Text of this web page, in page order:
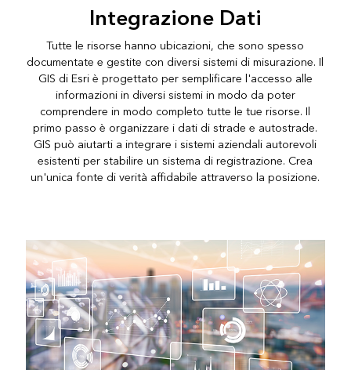
Integrazione Dati
Tutte le risorse hanno ubicazioni, che sono spesso
documentate e gestite con diversi sistemi di misurazione. Il
GIS di Esri è progettato per semplificare l'accesso alle
informazioni in diversi sistemi in modo da poter
comprendere in modo completo tutte le tue risorse. Il
primo passo è organizzare i dati di strade e autostrade.
GIS può aiutarti a integrare i sistemi aziendali autorevoli
esistenti per stabilire un sistema di registrazione. Crea
un'unica fonte di verità affidabile attraverso la posizione.